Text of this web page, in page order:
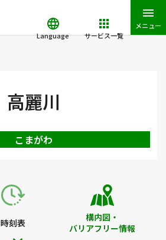
Language サービス一覧
メニュー
高麗川
こまがわ
時刻表
構内図・
バリアフリー情報